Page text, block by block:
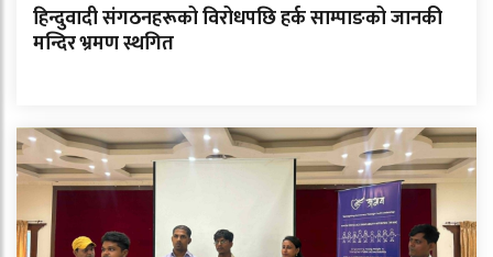
हिन्दुवादी संगठनहरूको विरोधपछि हर्क साम्पाङको जानकी
मन्दिर भ्रमण स्थगित